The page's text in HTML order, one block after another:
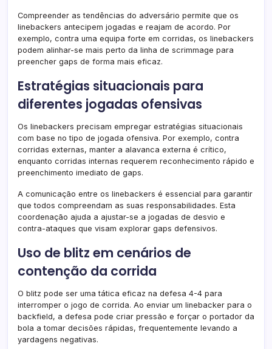
Compreender as tendências do adversário permite que os
linebackers antecipem jogadas e reajam de acordo. Por
exemplo, contra uma equipa forte em corridas, os linebackers
podem alinhar-se mais perto da linha de scrimmage para
preencher gaps de forma mais eficaz.
Estratégias situacionais para
diferentes jogadas ofensivas
Os linebackers precisam empregar estratégias situacionais
com base no tipo de jogada ofensiva. Por exemplo, contra
corridas externas, manter a alavanca externa é crítico,
enquanto corridas internas requerem reconhecimento rápido e
preenchimento imediato de gaps.
A comunicação entre os linebackers é essencial para garantir
que todos compreendam as suas responsabilidades. Esta
coordenação ajuda a ajustar-se a jogadas de desvio e
contra-ataques que visam explorar gaps defensivos.
Uso de blitz em cenários de
contenção da corrida
O blitz pode ser uma tática eficaz na defesa 4-4 para
interromper o jogo de corrida. Ao enviar um linebacker para o
backfield, a defesa pode criar pressão e forçar o portador da
bola a tomar decisões rápidas, frequentemente levando a
yardagens negativas.